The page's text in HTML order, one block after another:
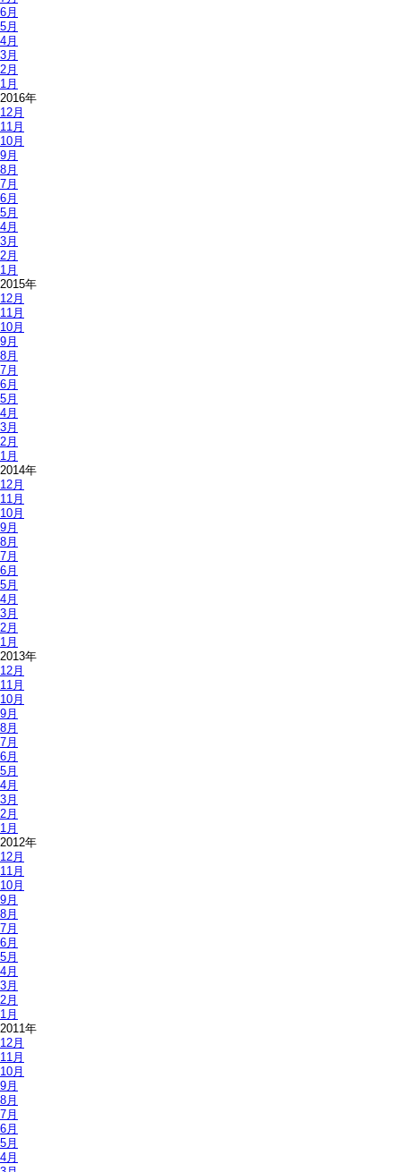
6月
5月
4月
3月
2月
1月
2016年
12月
11月
10月
9月
8月
7月
6月
5月
4月
3月
2月
1月
2015年
12月
11月
10月
9月
8月
7月
6月
5月
4月
3月
2月
1月
2014年
12月
11月
10月
9月
8月
7月
6月
5月
4月
3月
2月
1月
2013年
12月
11月
10月
9月
8月
7月
6月
5月
4月
3月
2月
1月
2012年
12月
11月
10月
9月
8月
7月
6月
5月
4月
3月
2月
1月
2011年
12月
11月
10月
9月
8月
7月
6月
5月
4月